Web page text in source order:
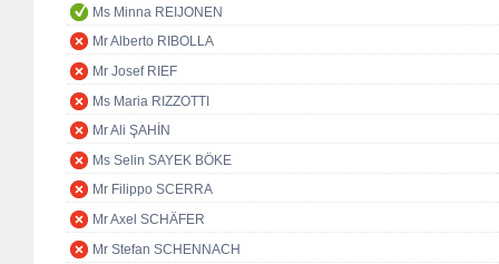
Ms Minna REIJONEN
Mr Alberto RIBOLLA
Mr Josef RIEF
Ms Maria RIZZOTTI
Mr Ali ŞAHİN
Ms Selin SAYEK BÖKE
Mr Filippo SCERRA
Mr Axel SCHÄFER
Mr Stefan SCHENNACH